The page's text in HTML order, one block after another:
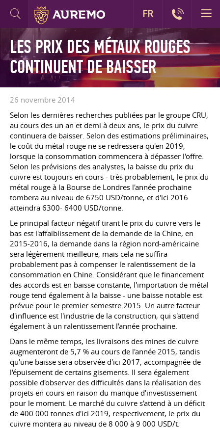
LES PRIX DES MÉTAUX ROUGES
CONTINUENT DE BAISSER
26 novembre 2014
Selon les dernières recherches publiées par le groupe CRU,
au cours des un an et demi à deux ans, le prix du cuivre
continuera de baisser. Selon des estimations préliminaires,
le coût du métal rouge ne se redressera qu'en 2019,
lorsque la consommation commencera à dépasser l'offre.
Selon les prévisions des analystes, la baisse du prix du
cuivre est toujours en cours - très probablement, le prix du
métal rouge à la Bourse de Londres l'année prochaine
tombera au niveau de 6750 USD/tonne, et d'ici 2016
atteindra 6300- 6400 USD/tonne.
Le principal facteur négatif tirant le prix du cuivre vers le
bas est l'affaiblissement de la demande de la Chine, en
2015-2016, la demande dans la région nord-américaine
sera légèrement meilleure, mais cela ne suffira
probablement pas à compenser le ralentissement de la
consommation en Chine. Considérant que le financement
des accords est en baisse constante, l'importation de métal
rouge tend également à la baisse - une baisse notable est
prévue pour le premier semestre 2015. Un autre facteur
d'influence est l'industrie de la construction, qui s'attend
également à un ralentissement l'année prochaine.
Dans le même temps, les livraisons des mines de cuivre
augmenteront de 5,7 % au cours de l'année 2015, tandis
qu'une baisse sera observée d'ici 2017, accompagnée de
l'épuisement de certains gisements. Il sera également
possible d'observer des difficultés dans la réalisation des
projets en cours en raison du manque d'investissement
pour le moment. Le marché du cuivre s'attend à un déficit
de 400 000 tonnes d'ici 2019, respectivement, le prix du
cuivre montera au niveau de 8 000 à 9 000 USD/t.
FR